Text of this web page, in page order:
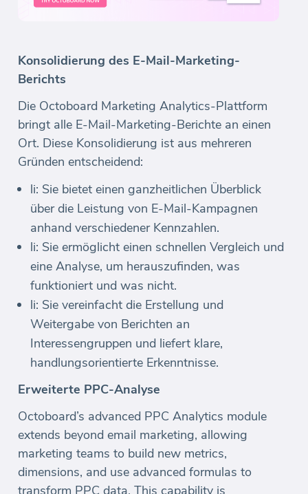
Konsolidierung des E-Mail-Marketing-
Berichts
Die Octoboard Marketing Analytics-Plattform
bringt alle E-Mail-Marketing-Berichte an einen
Ort. Diese Konsolidierung ist aus mehreren
Gründen entscheidend:
li: Sie bietet einen ganzheitlichen Überblick
über die Leistung von E-Mail-Kampagnen
anhand verschiedener Kennzahlen.
li: Sie ermöglicht einen schnellen Vergleich und
eine Analyse, um herauszufinden, was
funktioniert und was nicht.
li: Sie vereinfacht die Erstellung und
Weitergabe von Berichten an
Interessengruppen und liefert klare,
handlungsorientierte Erkenntnisse.
Erweiterte PPC-Analyse
Octoboard’s advanced PPC Analytics module
extends beyond email marketing, allowing
marketing teams to build new metrics,
dimensions, and use advanced formulas to
transform PPC data. This capability is